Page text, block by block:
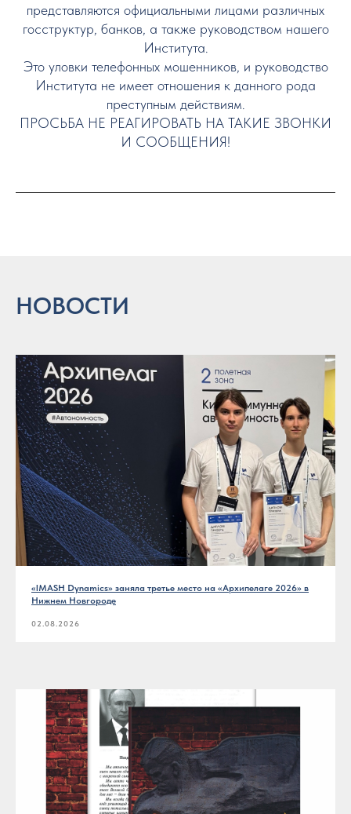
представляются официальными лицами различных
госструктур, банков, а также руководством нашего
Института.
Это уловки телефонных мошенников, и руководство
Института не имеет отношения к данного рода
преступным действиям.
ПРОСЬБА НЕ РЕАГИРОВАТЬ НА ТАКИЕ ЗВОНКИ
И СООБЩЕНИЯ!
НОВОСТИ
«IMASH Dynamics» заняла третье место на «Архипелаге 2026» в
Нижнем Новгороде
02.08.2026